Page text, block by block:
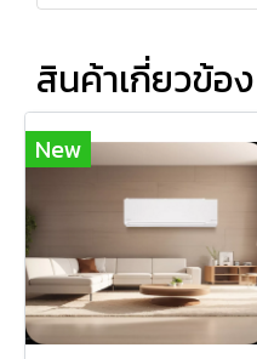
สินค้าเกี่ยวข้อง
New